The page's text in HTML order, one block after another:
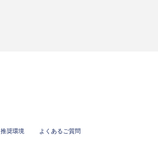
推奨環境 よくあるご質問